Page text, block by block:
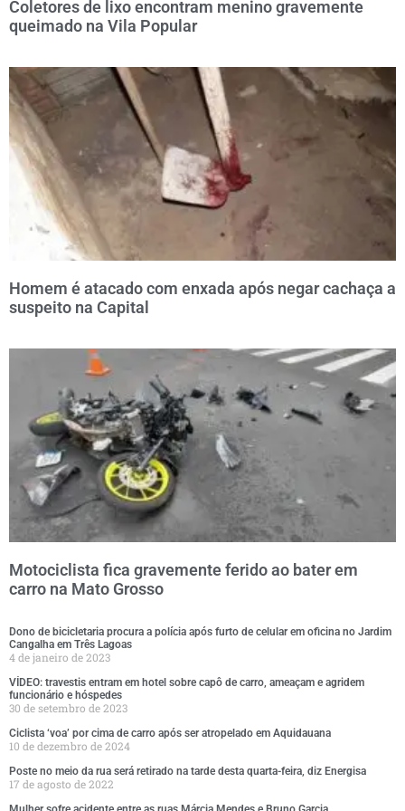
Coletores de lixo encontram menino gravemente
queimado na Vila Popular
Homem é atacado com enxada após negar cachaça a
suspeito na Capital
Motociclista fica gravemente ferido ao bater em
carro na Mato Grosso
Dono de bicicletaria procura a polícia após furto de celular em oficina no Jardim
Cangalha em Três Lagoas
4 de janeiro de 2023
VÍDEO: travestis entram em hotel sobre capô de carro, ameaçam e agridem
funcionário e hóspedes
30 de setembro de 2023
Ciclista ‘voa’ por cima de carro após ser atropelado em Aquidauana
10 de dezembro de 2024
Poste no meio da rua será retirado na tarde desta quarta-feira, diz Energisa
17 de agosto de 2022